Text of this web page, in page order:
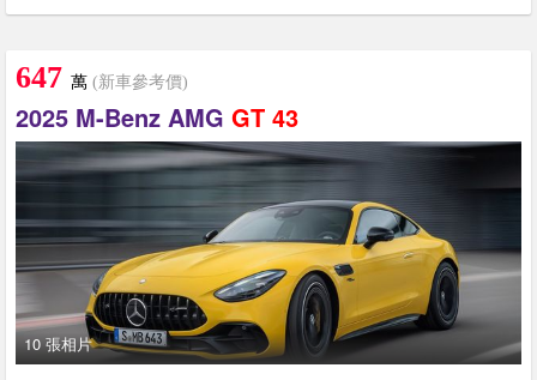
647 萬 (新車參考價)
2025 M-Benz AMG GT 43
10 張相片